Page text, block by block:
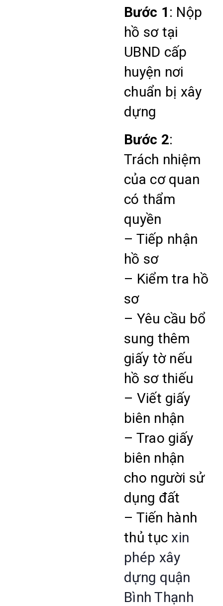
Bước 1 : Nộp
hồ sơ tại
UBND cấp
huyện nơi
chuẩn bị xây
dựng
Bước 2:
Trách nhiệm
của cơ quan
có thẩm
quyền
– Tiếp nhận
hồ sơ
– Kiểm tra hồ
sơ
– Yêu cầu bổ
sung thêm
giấy tờ nếu
hồ sơ thiếu
– Viết giấy
biên nhận
– Trao giấy
biên nhận
cho người sử
dụng đất
– Tiến hành
thủ tụcxin
phép xây
dựng quận
Bình Thạnh